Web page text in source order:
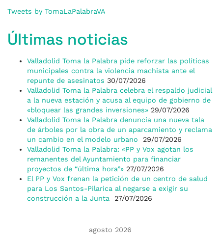
Tweets by TomaLaPalabraVA
Últimas noticias
Valladolid Toma la Palabra pide reforzar las políticas
municipales contra la violencia machista ante el
repunte de asesinatos 30/07/2026
Valladolid Toma la Palabra celebra el respaldo judicial
a la nueva estación y acusa al equipo de gobierno de
«bloquear las grandes inversiones» 29/07/2026
Valladolid Toma la Palabra denuncia una nueva tala
de árboles por la obra de un aparcamiento y reclama
un cambio en el modelo urbano
29/07/2026
Valladolid Toma la Palabra: «PP y Vox agotan los
remanentes del Ayuntamiento para financiar
proyectos de “última hora”» 27/07/2026
El PP y Vox frenan la petición de un centro de salud
para Los Santos-Pilarica al negarse a exigir su
construcción a la Junta
27/07/2026
agosto 2026